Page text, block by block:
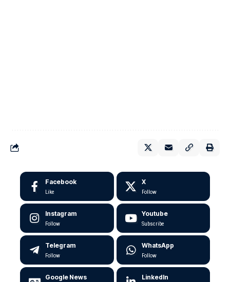
Facebook
Like
X
Follow
Instagram
Follow
Youtube
Subscribe
Telegram
Follow
WhatsApp
Follow
Google News LinkedIn